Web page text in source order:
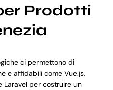
Prodotti
ci permettono di
e affidabili come Vue.js,
Laravel per costruire un